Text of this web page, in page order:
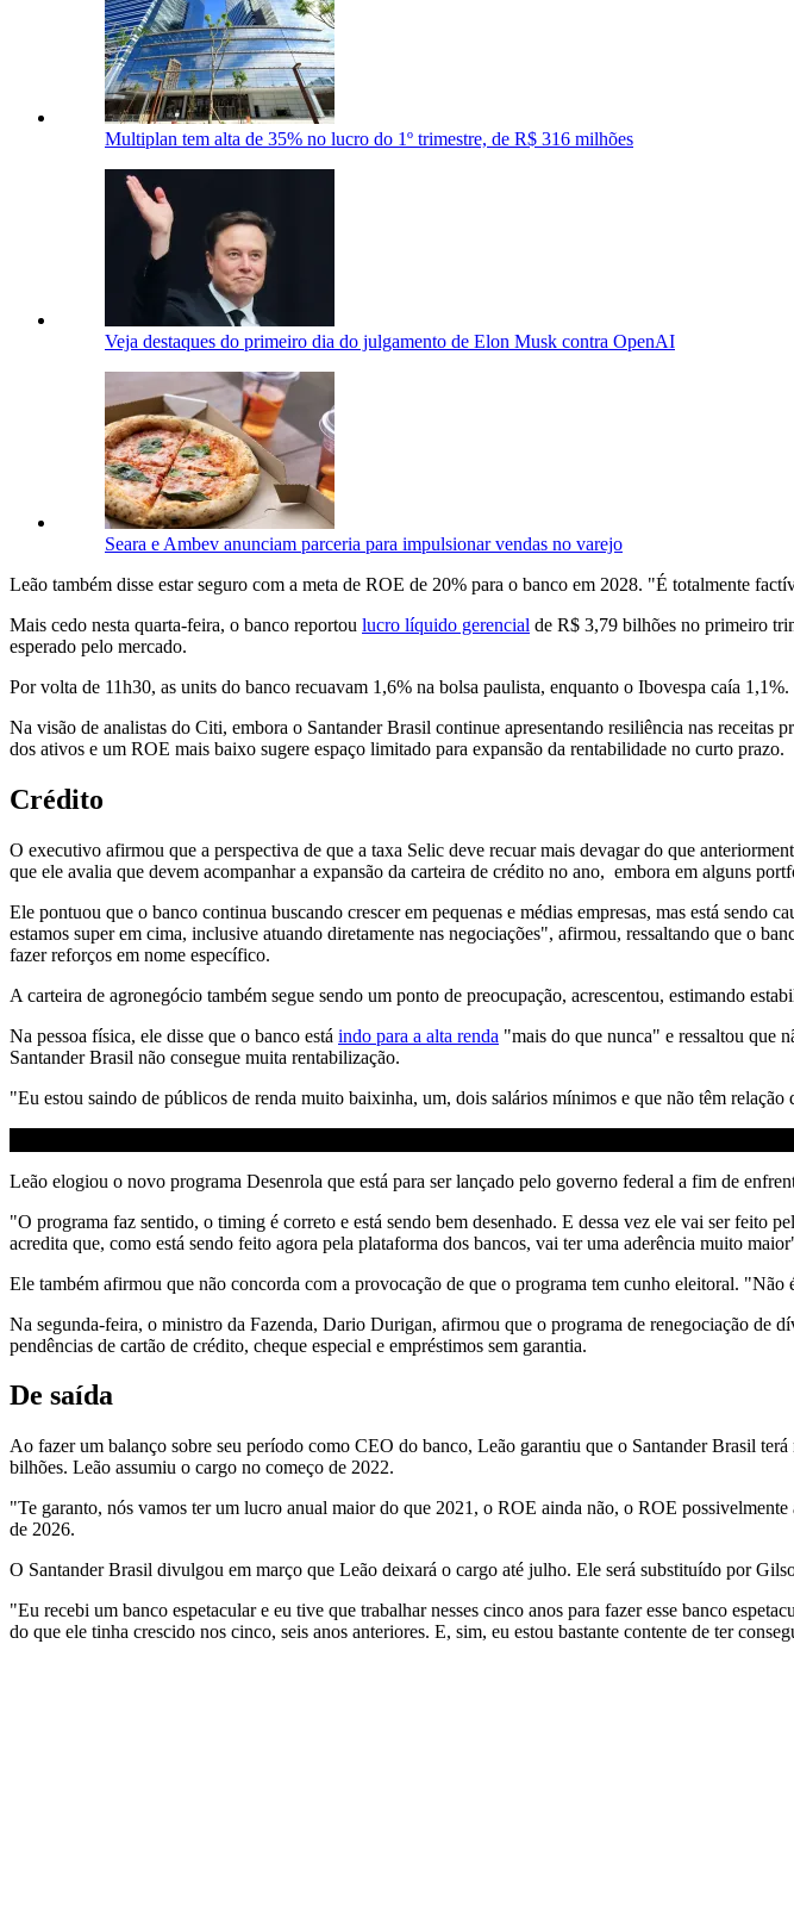
Multiplan tem alta de 35% no lucro do 1º trimestre, de R$ 316 milhões
Veja destaques do primeiro dia do julgamento de Elon Musk contra OpenAI
Seara e Ambev anunciam parceria para impulsionar vendas no varejo
Leão também disse estar seguro com a meta de ROE de 20% para o banco em 2028. "É totalmente
Mais cedo nesta quarta-feira, o banco reportou lucro líquido gerencial de R$ 3,79 bilhões no primeiro
esperado pelo mercado.
Por volta de 11h30, as units do banco recuavam 1,6% na bolsa paulista, enquanto o Ibovespa caía 1,1%.
Na visão de analistas do Citi, embora o Santander Brasil continue apresentando resiliência nas receitas
dos ativos e um ROE mais baixo sugere espaço limitado para expansão da rentabilidade no curto prazo.
Crédito
O executivo afirmou que a perspectiva de que a taxa Selic deve recuar mais devagar do que
que ele avalia que devem acompanhar a expansão da carteira de crédito no ano, embora em alguns
Ele pontuou que o banco continua buscando crescer em pequenas e médias empresas, mas está sendo
estamos super em cima, inclusive atuando diretamente nas negociações", afirmou, ressaltando que o
fazer reforços em nome específico.
A carteira de agronegócio também segue sendo um ponto de preocupação, acrescentou, estimando
Na pessoa física, ele disse que o banco está indo para a alta renda "mais do que nunca" e ressaltou que
Santander Brasil não consegue muita rentabilização.
"Eu estou saindo de públicos de renda muito baixinha, um, dois salários mínimos e que não têm
Leão elogiou o novo programa Desenrola que está para ser lançado pelo governo federal a fim de
"O programa faz sentido, o timing é correto e está sendo bem desenhado. E dessa vez ele vai ser
acredita que, como está sendo feito agora pela plataforma dos bancos, vai ter uma aderência muito
Ele também afirmou que não concorda com a provocação de que o programa tem cunho eleitoral.
Na segunda-feira, o ministro da Fazenda, Dario Durigan, afirmou que o programa de renegociação de
pendências de cartão de crédito, cheque especial e empréstimos sem garantia.
De saída
Ao fazer um balanço sobre seu período como CEO do banco, Leão garantiu que o Santander Brasil
bilhões. Leão assumiu o cargo no começo de 2022.
"Te garanto, nós vamos ter um lucro anual maior do que 2021, o ROE ainda não, o ROE
de 2026.
O Santander Brasil divulgou em março que Leão deixará o cargo até julho. Ele será substituído por
"Eu recebi um banco espetacular e eu tive que trabalhar nesses cinco anos para fazer esse banco
do que ele tinha crescido nos cinco, seis anos anteriores. E, sim, eu estou bastante contente de ter